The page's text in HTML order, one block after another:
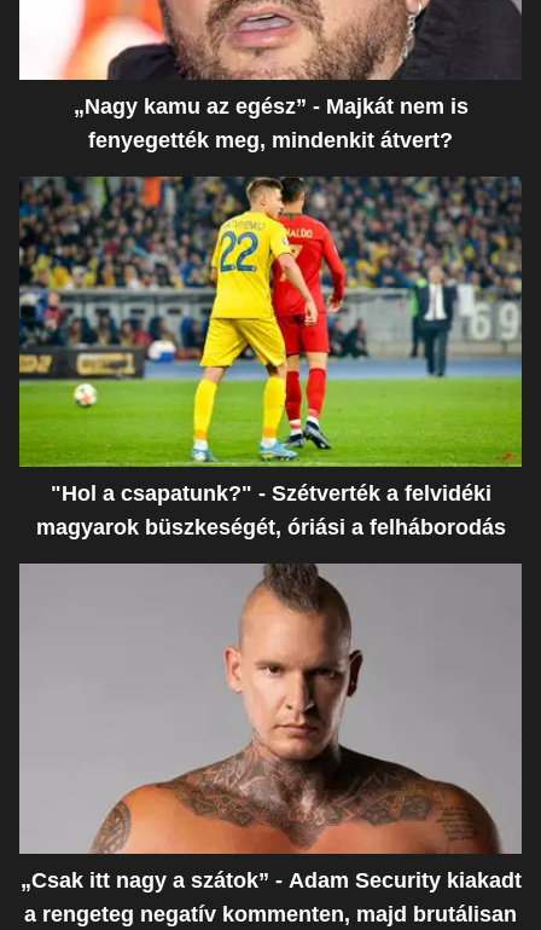
„Nagy kamu az egész” - Majkát nem is
fenyegették meg, mindenkit átvert?
"Hol a csapatunk?" - Szétverték a felvidéki
magyarok büszkeségét, óriási a felháborodás
„Csak itt nagy a szátok” - Adam Security kiakadt
a rengeteg negatív kommenten, majd brutálisan